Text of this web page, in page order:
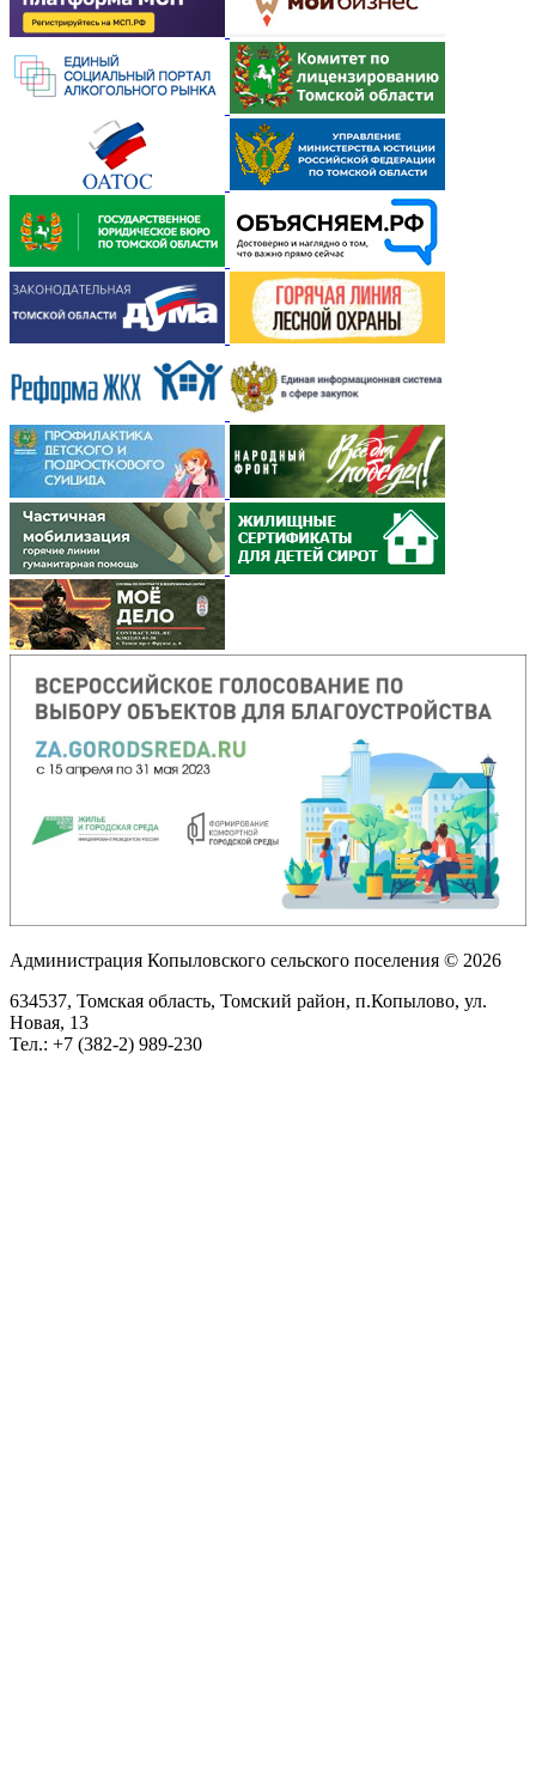
Администрация Копыловского сельского поселения © 2026
634537, Томская область, Томский район, п.Копылово, ул.
Новая, 13
Тел.: +7 (382-2) 989-230